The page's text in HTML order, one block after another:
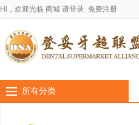
Hi，欢迎光临 商城 请登录 免费注册
所有分类